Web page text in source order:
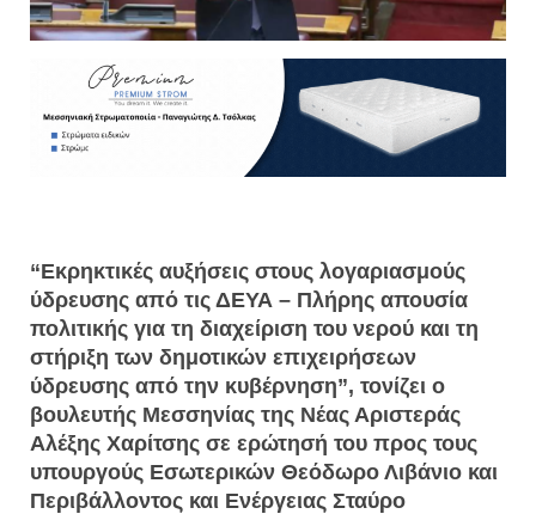
“Εκρηκτικές αυξήσεις στους λογαριασμούς
ύδρευσης από τις ΔΕΥΑ – Πλήρης απουσία
πολιτικής για τη διαχείριση του νερού και τη
στήριξη των δημοτικών επιχειρήσεων
ύδρευσης από την κυβέρνηση”, τονίζει ο
βουλευτής Μεσσηνίας της Νέας Αριστεράς
Αλέξης Χαρίτσης σε ερώτησή του προς τους
υπουργούς Εσωτερικών Θεόδωρο Λιβάνιο και
Περιβάλλοντος και Ενέργειας Σταύρο